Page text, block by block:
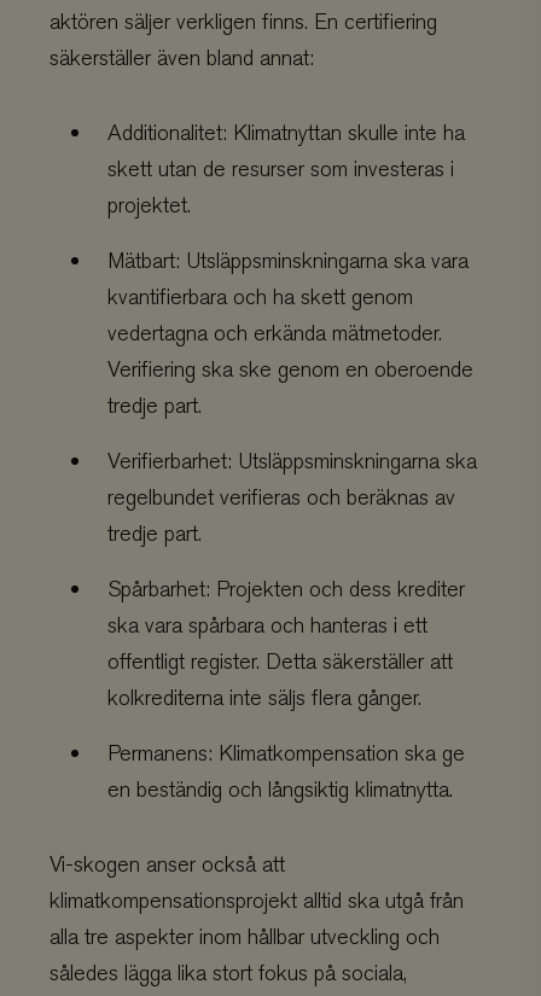
aktören säljer verkligen finns. En certifiering
säkerställer även bland annat:
Additionalitet: Klimatnyttan skulle inte ha
skett utan de resurser som investeras i
projektet.
Mätbart: Utsläppsminskningarna ska vara
kvantifierbara och ha skett genom
vedertagna och erkända mätmetoder.
Verifiering ska ske genom en oberoende
tredje part.
Verifierbarhet: Utsläppsminskningarna ska
regelbundet verifieras och beräknas av
tredje part.
Spårbarhet: Projekten och dess krediter
ska vara spårbara och hanteras i ett
offentligt register. Detta säkerställer att
kolkrediterna inte säljs flera gånger.
Permanens: Klimatkompensation ska ge
en beständig och långsiktig klimatnytta.
Vi-skogen anser också att
klimatkompensationsprojekt alltid ska utgå från
alla tre aspekter inom hållbar utveckling och
således lägga lika stort fokus på sociala,